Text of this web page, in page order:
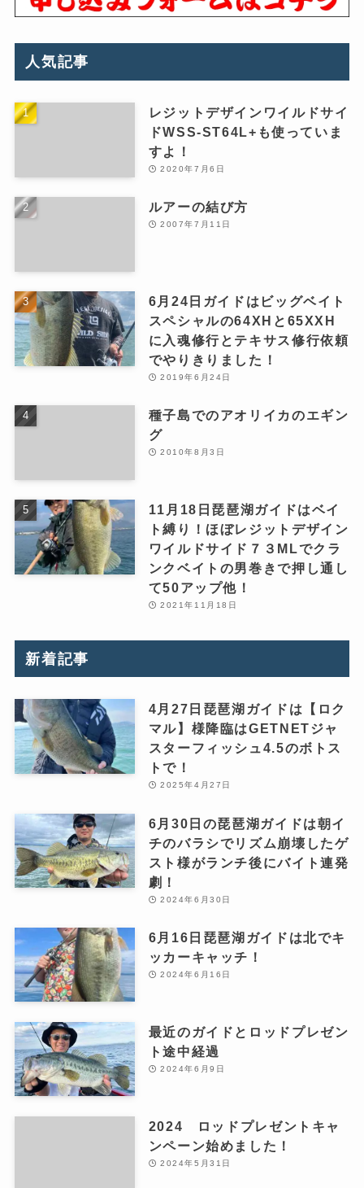
人気記事
レジットデザインワイルドサイ
ドWSS-ST64L+も使っていま
すよ！
2020年7月6日
ルアーの結び方
2007年7月11日
6月24日ガイドはビッグベイト
スペシャルの64XHと65XXH
に入魂修行とテキサス修行依頼
でやりきりました！
2019年6月24日
種子島でのアオリイカのエギン
グ
2010年8月3日
11月18日琵琶湖ガイドはベイ
ト縛り！ほぼレジットデザイン
ワイルドサイド７３MLでクラ
ンクベイトの男巻きで押し通し
て50アップ他！
2021年11月18日
新着記事
4月27日琵琶湖ガイドは【ロク
マル】様降臨はGETNETジャ
スターフィッシュ4.5のボトス
トで！
2025年4月27日
6月30日の琵琶湖ガイドは朝イ
チのバラシでリズム崩壊したゲ
スト様がランチ後にバイト連発
劇！
2024年6月30日
6月16日琵琶湖ガイドは北でキ
ッカーキャッチ！
2024年6月16日
最近のガイドとロッドプレゼン
ト途中経過
2024年6月9日
2024 ロッドプレゼントキャ
ンペーン始めました！
2024年5月31日